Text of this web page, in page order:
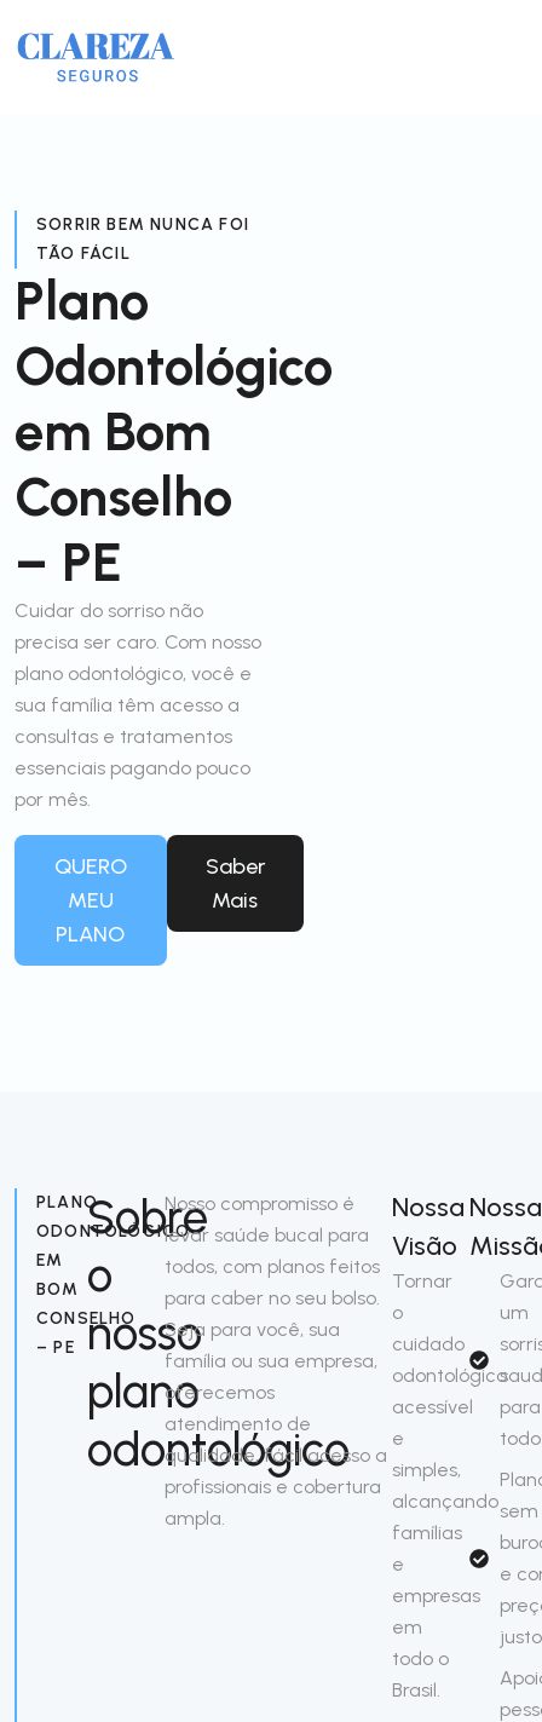
SORRIR BEM NUNCA FOI
TÃO FÁCIL
Plano
Odontológico
em Bom
Conselho
– PE
Cuidar do sorriso não
precisa ser caro. Com nosso
plano odontológico, você e
sua família têm acesso a
consultas e tratamentos
essenciais pagando pouco
por mês.
QUERO
MEU
PLANO
Saber
Mais
PLANO
ODONTOLÓGICO
EM
BOM
CONSELHO
– PE
Sobre
o
nosso
plano
odontológico
Nosso compromisso é
levar saúde bucal para
todos, com planos feitos
para caber no seu bolso.
Seja para você, sua
família ou sua empresa,
oferecemos
atendimento de
qualidade, fácil acesso a
profissionais e cobertura
ampla.
Nossa
Visão
Tornar
o
cuidado
odontológico
acessível
e
simples,
alcançando
famílias
e
empresas
em
todo o
Brasil.
Nossa
um
para
sem
e
justo